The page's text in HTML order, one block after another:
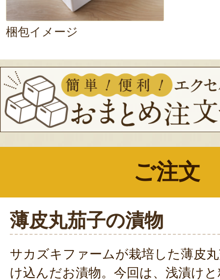
梱包イメージ
ご注文
薄皮丸茄子の漬物
サカズキファームが栽培した薄皮
け込んだお漬物。今回は、浅漬け